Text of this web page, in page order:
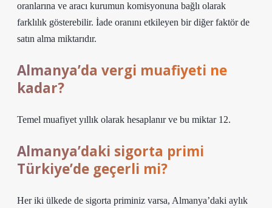
oranlarına ve aracı kurumun komisyonuna bağlı olarak
farklılık gösterebilir. İade oranını etkileyen bir diğer faktör de
satın alma miktarıdır.
Almanya’da vergi muafiyeti ne
kadar?
Temel muafiyet yıllık olarak hesaplanır ve bu miktar 12.
Almanya’daki sigorta primi
Türkiye’de geçerli mi?
Her iki ülkede de sigorta priminiz varsa, Almanya’daki aylık